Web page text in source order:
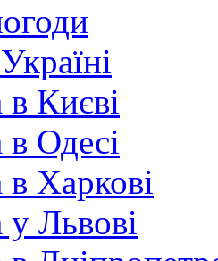
Києві
Одесі
Харкові
Львові